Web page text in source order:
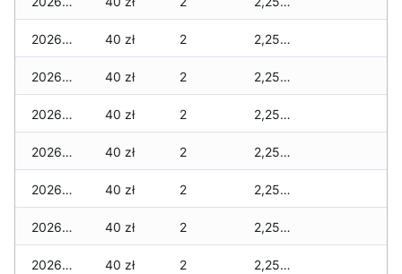
2026-01-26 40 zł 2 2,255 zł
2026-01-25 40 zł 2 2,255 zł
2026-01-24 40 zł 2 2,255 zł
2026-01-23 40 zł 2 2,255 zł
2026-01-22 40 zł 2 2,255 zł
2026-01-21 40 zł 2 2,255 zł
2026-01-20 40 zł 2 2,255 zł